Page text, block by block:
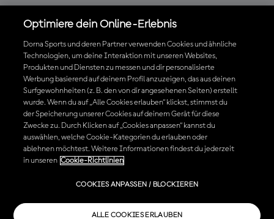
Cookie-Richtlinien
Geschäftsbedingungen
Datenschutzrichtlinien
Kaufrichtlinie
Die offizielle MotoGP™ App herunterladen
© 2026 MotoGP Sports Entertainment Group. Alle Rechte vorbehalten.
Optimiere dein Online-Erlebnis
Dorna Sports und deren Partner verwenden Cookies und ähnliche
Technologien, um deine Interaktion mit unseren Websites,
Produkten und Diensten zu messen und dir personalisierte
Werbung basierend auf deinem Profil anzuzeigen, das aus deinen
Surfgewohnheiten (z. B. den von dir angesehenen Seiten) erstellt
wurde. Wenn du auf „Alle Cookies erlauben“ klickst, stimmst du
der Speicherung unserer Cookies auf deinem Gerät für diese
Zwecke zu. Durch Klicken auf „Cookies anpassen“ kannst du
auswählen, welche Cookie-Kategorien du erlauben oder
ablehnen möchtest. Weitere Informationen findest du jederzeit
in unseren Cookie-Richtlinien
COOKIES ANPASSEN / BLOCKIEREN
ALLE COOKIES ERLAUBEN